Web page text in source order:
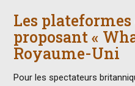
Les
proposant «
Royaume-Uni
Pour les spectateurs